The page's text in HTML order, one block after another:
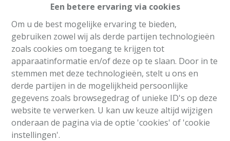
Een betere ervaring via cookies
Om u de best mogelijke ervaring te bieden,
gebruiken zowel wij als derde partijen technologieën
zoals cookies om toegang te krijgen tot
apparaatinformatie en/of deze op te slaan. Door in te
stemmen met deze technologieën, stelt u ons en
derde partijen in de mogelijkheid persoonlijke
gegevens zoals browsegedrag of unieke ID's op deze
website te verwerken. U kan uw keuze altijd wijzigen
onderaan de pagina via de optie 'cookies' of 'cookie
instellingen'.
Gebouw